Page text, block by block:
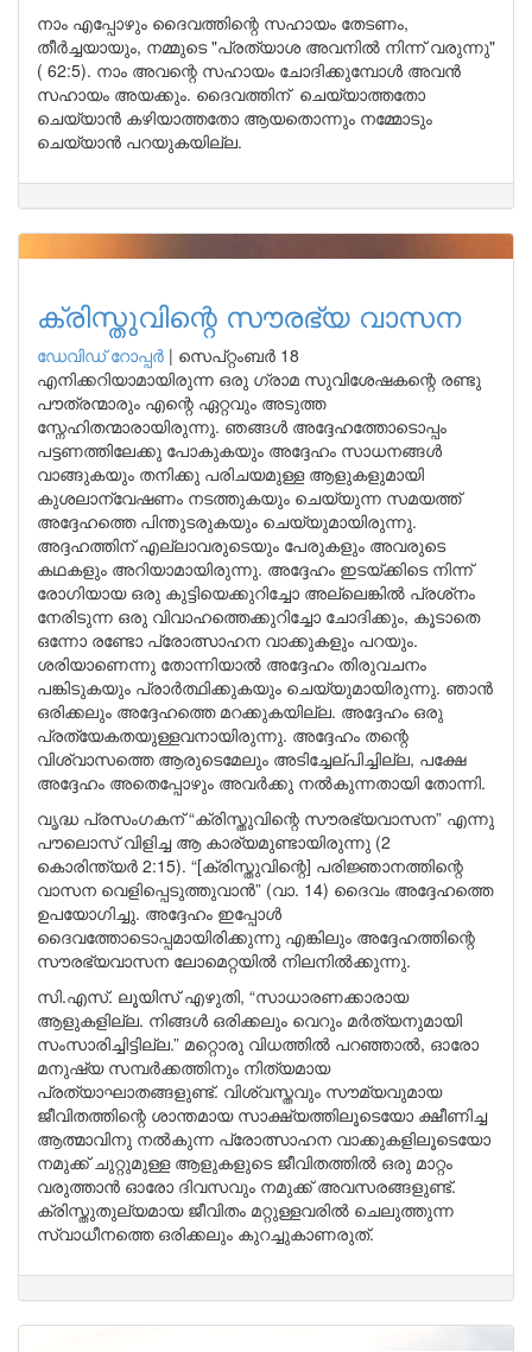
നാം എപ്പോഴും ദൈവത്തിന്റെ സഹായം തേടണം,
തീർച്ചയായും, നമ്മുടെ "പ്രത്യാശ അവനിൽ നിന്ന് വരുന്നു"
( 62:5). നാം അവന്റെ സഹായം ചോദിക്കുമ്പോൾ അവൻ
സഹായം അയക്കും. ദൈവത്തിന് ചെയ്യാത്തതോ
ചെയ്യാൻ കഴിയാത്തതോ ആയതൊന്നും നമ്മോടും
ചെയ്യാൻ പറയുകയില്ല.
ക്രിസ്തുവിന്റെ സൗരഭ്യ വാസന
ഡേവിഡ് റോപ്പര്‍ | സെപ്റ്റംബർ 18
എനിക്കറിയാമായിരുന്ന ഒരു ഗ്രാമ സുവിശേഷകന്റെ രണ്ടു
പൗത്രന്മാരും എന്റെ ഏറ്റവും അടുത്ത
സ്നേഹിതന്മാരായിരുന്നു. ഞങ്ങൾ അദ്ദേഹത്തോടൊപ്പം
പട്ടണത്തിലേക്കു പോകുകയും അദ്ദേഹം സാധനങ്ങൾ
വാങ്ങുകയും തനിക്കു പരിചയമുള്ള ആളുകളുമായി
കുശലാന്വേഷണം നടത്തുകയും ചെയ്യുന്ന സമയത്ത്
അദ്ദേഹത്തെ പിന്തുടരുകയും ചെയ്യുമായിരുന്നു.
അദ്ദഹത്തിന് എല്ലാവരുടെയും പേരുകളും അവരുടെ
കഥകളും അറിയാമായിരുന്നു. അദ്ദേഹം ഇടയ്ക്കിടെ നിന്ന്
രോഗിയായ ഒരു കുട്ടിയെക്കുറിച്ചോ അല്ലെങ്കിൽ പ്രശ്‌നം
നേരിടുന്ന ഒരു വിവാഹത്തെക്കുറിച്ചോ ചോദിക്കും, കൂടാതെ
ഒന്നോ രണ്ടോ പ്രോത്സാഹന വാക്കുകളും പറയും.
ശരിയാണെന്നു തോന്നിയാൽ അദ്ദേഹം തിരുവചനം
പങ്കിടുകയും പ്രാർത്ഥിക്കുകയും ചെയ്യുമായിരുന്നു. ഞാൻ
ഒരിക്കലും അദ്ദേഹത്തെ മറക്കുകയില്ല. അദ്ദേഹം ഒരു
പ്രത്യേകതയുള്ളവനായിരുന്നു. അദ്ദേഹം തന്റെ
വിശ്വാസത്തെ ആരുടെമേലും അടിച്ചേല്പിച്ചില്ല, പക്ഷേ
അദ്ദേഹം അതെപ്പോഴും അവർക്കു നൽകുന്നതായി തോന്നി.
വൃദ്ധ പ്രസംഗകന് “ക്രിസ്തുവിന്റെ സൗരഭ്യവാസന” എന്നു
പൗലൊസ് വിളിച്ച ആ കാര്യമുണ്ടായിരുന്നു (2
കൊരിന്ത്യർ 2:15). “[ക്രിസ്തുവിന്റെ] പരിജ്ഞാനത്തിന്റെ
വാസന വെളിപ്പെടുത്തുവാൻ” (വാ. 14) ദൈവം അദ്ദേഹത്തെ
ഉപയോഗിച്ചു. അദ്ദേഹം ഇപ്പോൾ
ദൈവത്തോടൊപ്പമായിരിക്കുന്നു എങ്കിലും അദ്ദേഹത്തിന്റെ
സൗരഭ്യവാസന ലോമെറ്റയിൽ നിലനിൽക്കുന്നു.
സി.എസ്. ലൂയിസ് എഴുതി, “സാധാരണക്കാരായ
ആളുകളില്ല. നിങ്ങൾ ഒരിക്കലും വെറും മർത്യനുമായി
സംസാരിച്ചിട്ടില്ല.” മറ്റൊരു വിധത്തിൽ പറഞ്ഞാൽ, ഓരോ
മനുഷ്യ സമ്പർക്കത്തിനും നിത്യമായ
പ്രത്യാഘാതങ്ങളുണ്ട്. വിശ്വസ്തവും സൗമ്യവുമായ
ജീവിതത്തിന്റെ ശാന്തമായ സാക്ഷ്യത്തിലൂടെയോ ക്ഷീണിച്ച
ആത്മാവിനു നൽകുന്ന പ്രോത്സാഹന വാക്കുകളിലൂടെയോ
നമുക്ക് ചുറ്റുമുള്ള ആളുകളുടെ ജീവിതത്തിൽ ഒരു മാറ്റം
വരുത്താൻ ഓരോ ദിവസവും നമുക്ക് അവസരങ്ങളുണ്ട്.
ക്രിസ്തുതുല്യമായ ജീവിതം മറ്റുള്ളവരിൽ ചെലുത്തുന്ന
സ്വാധീനത്തെ ഒരിക്കലും കുറച്ചുകാണരുത്.